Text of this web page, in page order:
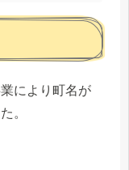
により町名が
。